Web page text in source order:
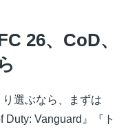
26、CoD、
選ぶなら、まずは
Duty: Vanguard』『ト